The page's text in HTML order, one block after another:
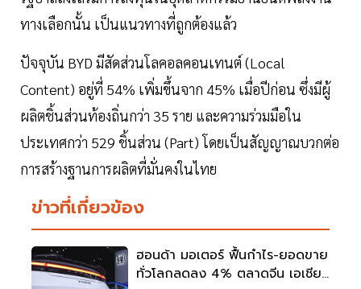
ทางเลือกนั้น เป็นแนวทางที่ถูกต้องแล้ว
ปัจจุบัน BYD มีสัดส่วนโลคอลคอนเทนต์ (Local
Content) อยู่ที่ 54% เพิ่มขึ้นจาก 45% เมื่อปีก่อน ซึ่งมีผู้
ผลิตชิ้นส่วนท้องถิ่นกว่า 35 ราย และความร่วมมือใน
ประเทศกว่า 529 ชิ้นส่วน (Part) โดยเป็นสัญญาณบวกต่อ
การสร้างฐานการผลิตที่มั่นคงในไทย
ข่าวที่เกี่ยวข้อง
ฮอนด้า มอเตอร์ ฟื้นกำไร-ยอดขาย
ทั่วโลกลดลง 4% ตลาดจีน เอเชีย